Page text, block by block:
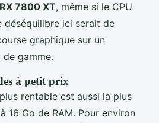
RX 7800 XT, même si le CPU
déséquilibre ici serait de
graphique sur un
gamme.
à petit prix
rentable est aussi la plus
16 Go de RAM. Pour environ